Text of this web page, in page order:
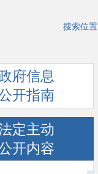
搜索位置
府信息
开指南
定主动
开内容